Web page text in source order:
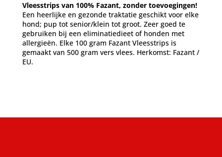
Vleesstrips van 100% Fazant, zonder toevoegingen!
Een heerlijke en gezonde traktatie geschikt voor elke
hond; pup tot senior/klein tot groot. Zeer goed te
gebruiken bij een eliminatiedieet of honden met
allergieën. Elke 100 gram Fazant Vleesstrips is
gemaakt van 500 gram vers vlees. Herkomst: Fazant /
EU.